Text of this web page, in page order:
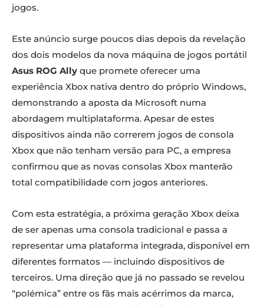
jogos.
Este anúncio surge poucos dias depois da revelação
dos dois modelos da nova máquina de jogos portátil
Asus ROG Ally que promete oferecer uma
experiência Xbox nativa dentro do próprio Windows,
demonstrando a aposta da Microsoft numa
abordagem multiplataforma. Apesar de estes
dispositivos ainda não correrem jogos de consola
Xbox que não tenham versão para PC, a empresa
confirmou que as novas consolas Xbox manterão
total compatibilidade com jogos anteriores.
Com esta estratégia, a próxima geração Xbox deixa
de ser apenas uma consola tradicional e passa a
representar uma plataforma integrada, disponível em
diferentes formatos — incluindo dispositivos de
terceiros. Uma direção que já no passado se revelou
“polémica” entre os fãs mais acérrimos da marca,